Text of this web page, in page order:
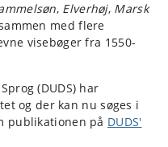
øn, Elverhøj, Marsk
med flere
visebøger fra 1550-
(DUDS) har
og der kan nu søges i
publikationen på DUDS'